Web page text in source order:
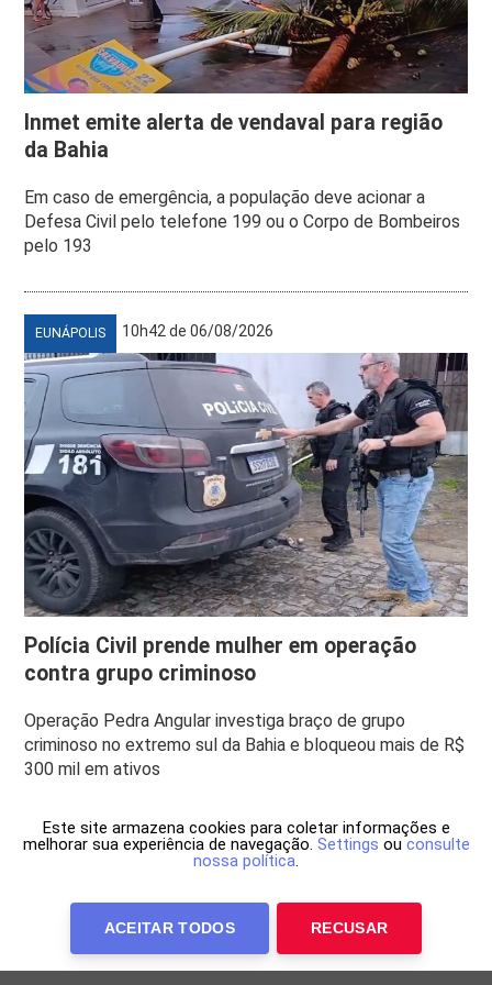
Inmet emite alerta de vendaval para região
da Bahia
Em caso de emergência, a população deve acionar a
Defesa Civil pelo telefone 199 ou o Corpo de Bombeiros
pelo 193
EUNÁPOLIS 10h42 de 06/08/2026
Polícia Civil prende mulher em operação
contra grupo criminoso
Operação Pedra Angular investiga braço de grupo
criminoso no extremo sul da Bahia e bloqueou mais de R$
300 mil em ativos
Este site armazena cookies para coletar informações e
melhorar sua experiência de navegação. Settings ou consulte
nossa política.
ACEITAR TODOS RECUSAR